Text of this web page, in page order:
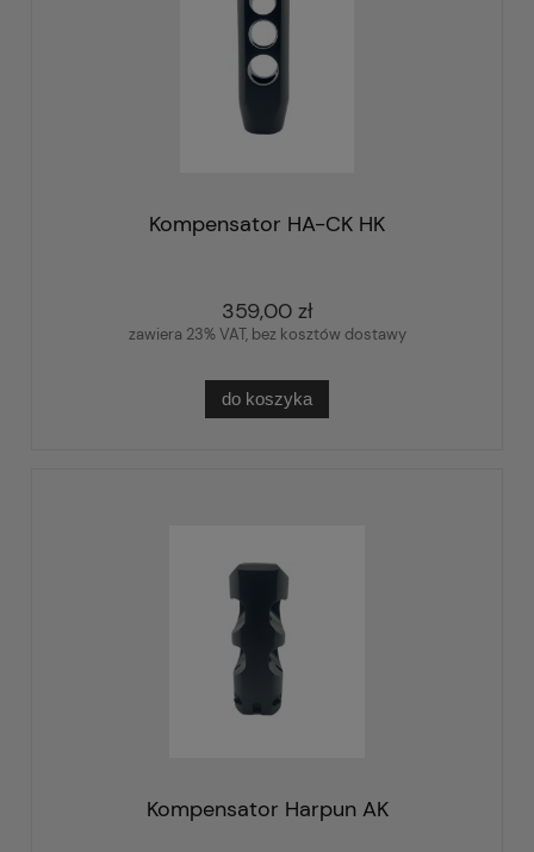
Kompensator HA-CK HK
359,00 zł
zawiera 23% VAT, bez kosztów dostawy
do koszyka
Kompensator Harpun AK